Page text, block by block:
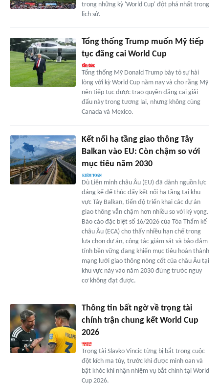
trong những kỳ 'World Cup' đột phá nhất trong
lịch sử.
Tổng thống Trump muốn Mỹ tiếp
tục đăng cai World Cup
Tổng thống Mỹ Donald Trump bày tỏ sự hài
lòng với kỳ World Cup năm nay và cho rằng Mỹ
nên tiếp tục được trao quyền đăng cai giải
đấu này trong tương lai, nhưng không cùng
Canada và Mexico.
Kết nối hạ tầng giao thông Tây
Balkan vào EU: Còn chậm so với
mục tiêu năm 2030
Dù Liên minh châu Âu (EU) đã dành nguồn lực
đáng kể để thúc đẩy kết nối hạ tầng tại khu
vực Tây Balkan, tiến độ triển khai các dự án
giao thông vẫn chậm hơn nhiều so với kỳ vọng.
Báo cáo đặc biệt số 16/2026 của Tòa Thẩm kế
châu Âu (ECA) cho thấy nhiều hạn chế trong
lựa chọn dự án, công tác giám sát và bảo đảm
tính bền vững đang khiến mục tiêu hoàn thành
mạng lưới giao thông nòng cốt của châu Âu tại
khu vực này vào năm 2030 đứng trước nguy
cơ không đạt được.
Thông tin bất ngờ về trọng tài
chính trận chung kết World Cup
2026
Trọng tài Slavko Vincic từng bị bắt trong cuộc
đột kích ma túy, trước khi được minh oan và
bật khóc khi nhận nhiệm vụ bắt chính tại World
Cup 2026.